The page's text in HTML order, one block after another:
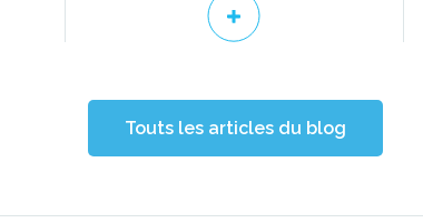
Touts les articles du blog